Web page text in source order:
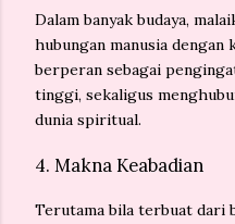
Dalam banyak budaya,
hubungan manusia dengan
berperan sebagai
tinggi, sekaligus
dunia spiritual.
4. Makna Keabadian
Terutama bila terbuat dari